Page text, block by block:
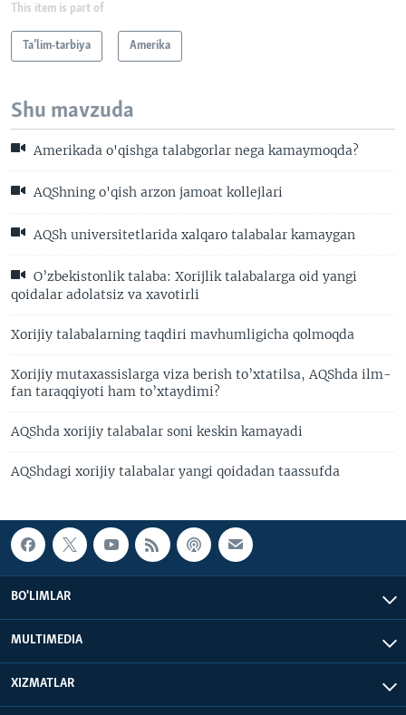
This item is part of
Ta’lim-tarbiya Amerika
Shu mavzuda
Amerikada o'qishga talabgorlar nega kamaymoqda?
AQShning o'qish arzon jamoat kollejlari
AQSh universitetlarida xalqaro talabalar kamaygan
O’zbekistonlik talaba: Xorijlik talabalarga oid yangi
qoidalar adolatsiz va xavotirli
Xorijiy talabalarning taqdiri mavhumligicha qolmoqda
Xorijiy mutaxassislarga viza berish to’xtatilsa, AQShda ilm-
fan taraqqiyoti ham to’xtaydimi?
AQShda xorijiy talabalar soni keskin kamayadi
AQShdagi xorijiy talabalar yangi qoidadan taassufda
BO'LIMLAR
MULTIMEDIA
XIZMATLAR